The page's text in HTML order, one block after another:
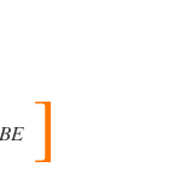
wie man zu